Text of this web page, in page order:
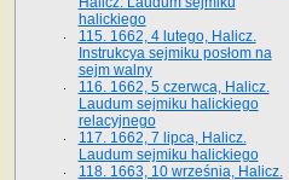
halickiego
115. 1662, 4 lutego, Halicz.
Instrukcya sejmiku posłom na
sejm walny
116. 1662, 5 czerwca, Halicz.
Laudum sejmiku halickiego
relacyjnego
117. 1662, 7 lipca, Halicz.
Laudum sejmiku halickiego
118. 1663, 10 września, Halicz.